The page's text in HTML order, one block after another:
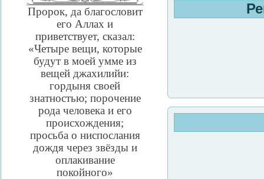
Пророк, да благословит
его Аллах и
приветствует, сказал:
«Четыре вещи, которые
будут в моей умме из
вещей джахилийи:
гордыня своей
знатностью; порочение
рода человека и его
происхождения;
просьба о ниспослания
дождя через звёзды и
оплакивание
покойного»